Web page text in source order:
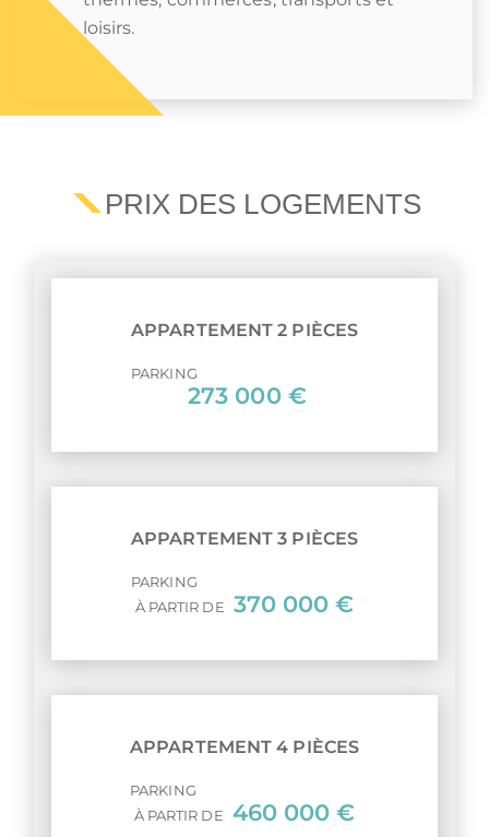
loisirs.
PRIX DES LOGEMENTS
APPARTEMENT 2 PIÈCES
PARKING
273 000 €
APPARTEMENT 3 PIÈCES
PARKING
À PARTIR DE 370 000 €
APPARTEMENT 4 PIÈCES
PARKING
À PARTIR DE 460 000 €